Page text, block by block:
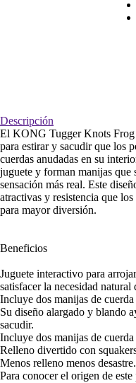
Descripción
El KONG Tugger Knots Frog
para estirar y sacudir que los
cuerdas anudadas en su
juguete y forman manijas que
sensación más real. Este
atractivas y resistencia que
para mayor diversión.
Beneficios
Juguete interactivo para
satisfacer la necesidad natural
Incluye dos manijas de
Su diseño alargado y blando
sacudir.
Incluye dos manijas de
Relleno divertido con
Menos relleno menos desastre.
Para conocer el origen de